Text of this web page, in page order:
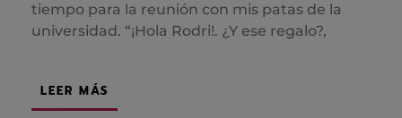
tiempo para la reunión con mis patas de la
universidad. “¡Hola Rodri!. ¿Y ese regalo?,
LEER MÁS